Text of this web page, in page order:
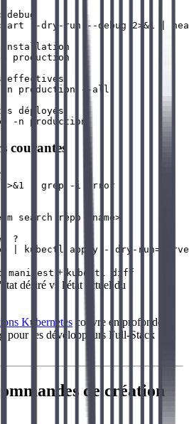
--dry-run --debug 2>&1 |
installation
production
effectives
-n production --all
déployés
courantes
2>&1 | grep -i error
search repo <name>
?
manifest + kubectl diff
désiré vs l'état actuel du
Kubernetes couvre en profondeur
pour les développeurs Full-Stack
de création